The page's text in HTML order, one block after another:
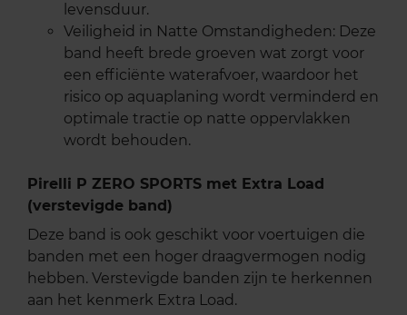
levensduur.
Veiligheid in Natte Omstandigheden: Deze
band heeft brede groeven wat zorgt voor
een efficiënte waterafvoer, waardoor het
risico op aquaplaning wordt verminderd en
optimale tractie op natte oppervlakken
wordt behouden.
Pirelli P ZERO SPORTS met Extra Load
(verstevigde band)
Deze band is ook geschikt voor voertuigen die
banden met een hoger draagvermogen nodig
hebben. Verstevigde banden zijn te herkennen
aan het kenmerk Extra Load.